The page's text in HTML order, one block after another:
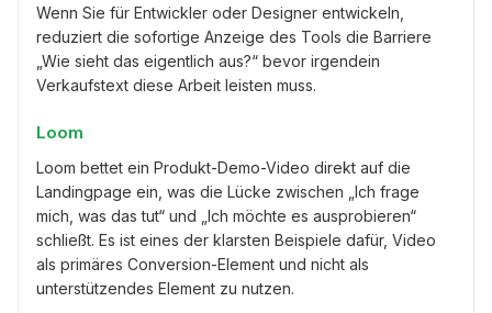
Wenn Sie für Entwickler oder Designer entwickeln,
reduziert die sofortige Anzeige des Tools die Barriere
„Wie sieht das eigentlich aus?“ bevor irgendein
Verkaufstext diese Arbeit leisten muss.
Loom
Loom bettet ein Produkt-Demo-Video direkt auf die
Landingpage ein, was die Lücke zwischen „Ich frage
mich, was das tut“ und „Ich möchte es ausprobieren“
schließt. Es ist eines der klarsten Beispiele dafür, Video
als primäres Conversion-Element und nicht als
unterstützendes Element zu nutzen.